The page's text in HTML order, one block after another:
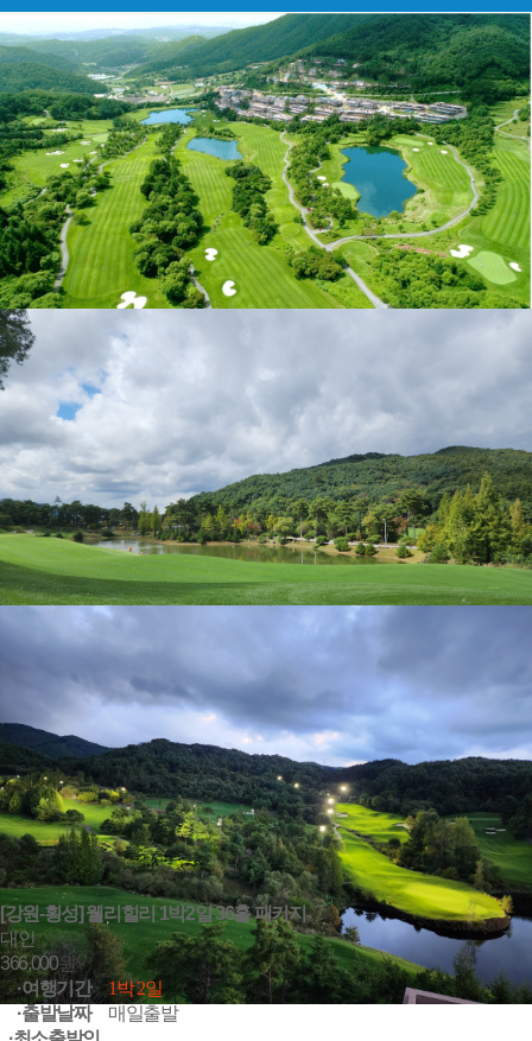
[강원-횡성] 웰리힐리 1박2일 36홀 패키지
대인
366,000원~
·여행기간
1박 2일
·출발날짜
매일출발